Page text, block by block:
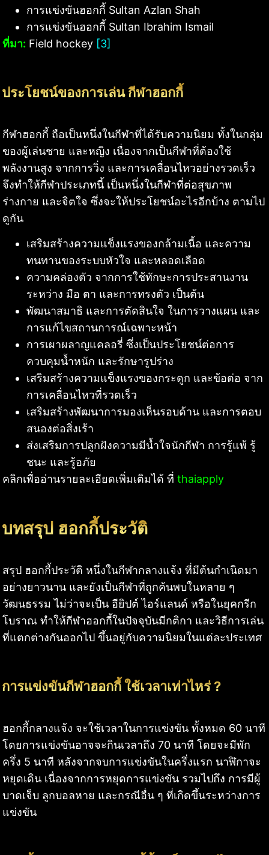
การแข่งขันฮอกกี้ Sultan Azlan Shah
การแข่งขันฮอกกี้ Sultan Ibrahim Ismail
ที่มา: Field hockey [3]
ประโยชน์ของการเล่น กีฬาฮอกกี้
กีฬาฮอกกี้ ถือเป็นหนึ่งในกีฬาที่ได้รับความนิยม ทั้งในกลุ่ม
ของผู้เล่นชาย และหญิง เนื่องจากเป็นกีฬาที่ต้องใช้
พลังงานสูง จากการวิ่ง และการเคลื่อนไหวอย่างรวดเร็ว
จึงทำให้กีฬาประเภทนี้ เป็นหนึ่งในกีฬาที่ต่อสุขภาพ
ร่างกาย และจิตใจ ซึ่งจะให้ประโยชน์อะไรอีกบ้าง ตามไป
ดูกัน
เสริมสร้างความแข็งแรงของกล้ามเนื้อ และความ
ทนทานของระบบหัวใจ และหลอดเลือด
ความคล่องตัว จากการใช้ทักษะการประสานงาน
ระหว่าง มือ ตา และการทรงตัว เป็นต้น
พัฒนาสมาธิ และการตัดสินใจ ในการวางแผน และ
การแก้ไขสถานการณ์เฉพาะหน้า
การเผาผลาญแคลอรี่ ซึ่งเป็นประโยชน์ต่อการ
ควบคุมน้ำหนัก และรักษารูปร่าง
เสริมสร้างความแข็งแรงของกระดูก และข้อต่อ จาก
การเคลื่อนไหวที่รวดเร็ว
เสริมสร้างพัฒนาการมองเห็นรอบด้าน และการตอบ
สนองต่อสิ่งเร้า
ส่งเสริมการปลูกฝังความมีน้ำใจนักกีฬา การรู้แพ้ รู้
ชนะ และรู้อภัย
คลิกเพื่ออ่านรายละเอียดเพิ่มเติมได้ ที่ thaiapply
บทสรุป ฮอกกี้ประวัติ
สรุป ฮอกกี้ประวัติ หนึ่งในกีฬากลางแจ้ง ที่มีต้นกำเนิดมา
อย่างยาวนาน และยังเป็นกีฬาที่ถูกค้นพบในหลาย ๆ
วัฒนธรรม ไม่ว่าจะเป็น อียิปต์ ไอร์แลนด์ หรือในยุคกรีก
โบราณ ทำให้กีฬาฮอกกี้ในปัจจุบันมีกติกา และวิธีการเล่น
ที่แตกต่างกันออกไป ขึ้นอยู่กับความนิยมในแต่ละประเทศ
การแข่งขันกีฬาฮอกกี้ ใช้เวลาเท่าไหร่ ?
ฮอกกี้กลางแจ้ง จะใช้เวลาในการแข่งขัน ทั้งหมด 60 นาที
โดยการแข่งขันอาจจะกินเวลาถึง 70 นาที โดยจะมีพัก
ครึ่ง 5 นาที หลังจากจบการแข่งขันในครึ่งแรก นาฬิกาจะ
หยุดเดิน เนื่องจากการหยุดการแข่งขัน รวมไปถึง การมีผู้
บาดเจ็บ ลูกบอลหาย และกรณีอื่น ๆ ที่เกิดขึ้นระหว่างการ
แข่งขัน